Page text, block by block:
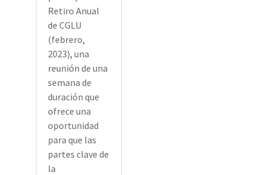
Retiro Anual
de CGLU
(febrero,
2023), una
reunión de una
semana de
duración que
ofrece una
oportunidad
para que las
partes clave de
la